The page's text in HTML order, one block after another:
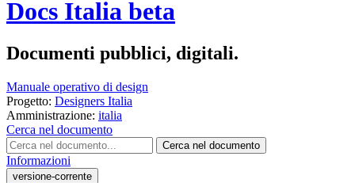
Docs Italia beta
Documenti pubblici, digitali.
Manuale operativo di design
Progetto: Designers Italia
Amministrazione: italia
Cerca nel documento
Cerca nel documento
Informazioni
versione-corrente